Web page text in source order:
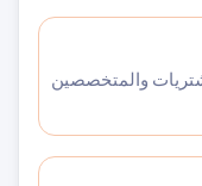
والمتخصصين